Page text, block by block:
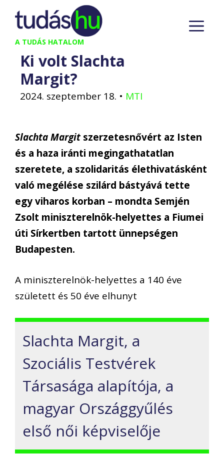
Kilépés
tartalomba
A TUDÁS HATALOM
Ki volt Slachta
Margit?
2024. szeptember 18. • MTI
Slachta Margit szerzetesnővért az Isten
és a haza iránti megingathatatlan
szeretete, a szolidaritás élethivatásként
való megélése szilárd bástyává tette
egy viharos korban – mondta Semjén
Zsolt miniszterelnök-helyettes a Fiumei
úti Sírkertben tartott ünnepségen
Budapesten.
A miniszterelnök-helyettes a 140 éve
született és 50 éve elhunyt
Slachta Margit, a
Szociális Testvérek
Társasága alapítója, a
magyar Országgyűlés
első női képviselője